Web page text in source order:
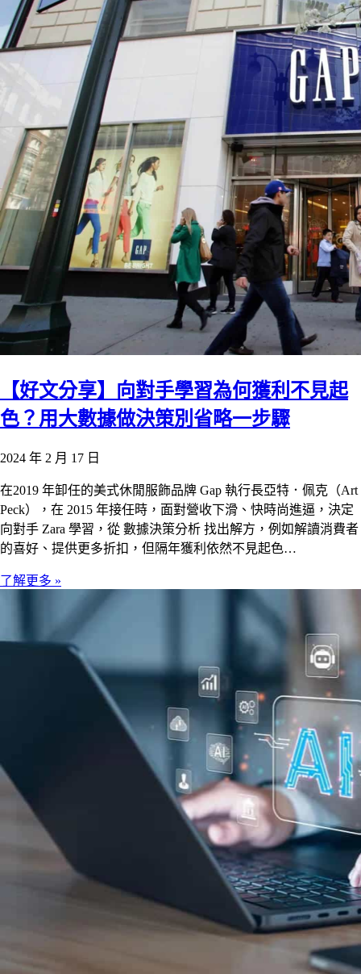
【好文分享】向對手學習為何獲利不見起
色？用大數據做決策別省略一步驟
2024 年 2 月 17 日
在2019 年卸任的美式休閒服飾品牌 Gap 執行長亞特．佩克（Art
Peck），在 2015 年接任時，面對營收下滑、快時尚進逼，決定
向對手 Zara 學習，從 數據決策分析 找出解方，例如解讀消費者
的喜好、提供更多折扣，但隔年獲利依然不見起色…
了解更多 »